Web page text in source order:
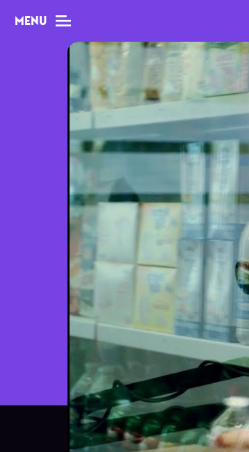
MENU
MAG
Dossiers
Interviews
Chroniques
Sorties
Newsletter